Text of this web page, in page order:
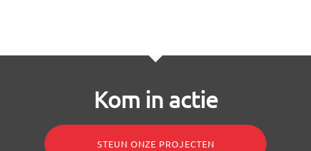
Kom in actie
STEUN ONZE PROJECTEN